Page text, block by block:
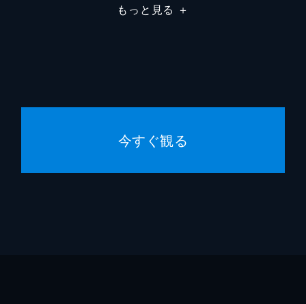
もっと見る ＋
今すぐ観る